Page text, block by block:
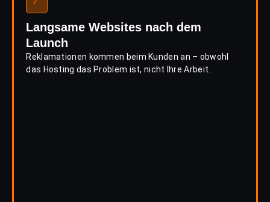
Langsame Websites nach dem
Launch
Reklamationen kommen beim Kunden an – obwohl
das Hosting das Problem ist, nicht Ihre Arbeit.